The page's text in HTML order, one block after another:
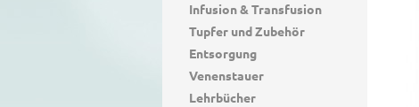
Infusion & Transfusion
Tupfer und Zubehör
Entsorgung
Venenstauer
Lehrbücher